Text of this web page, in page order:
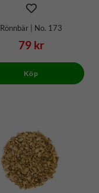
Rönnbär | No. 173
79 kr
Köp